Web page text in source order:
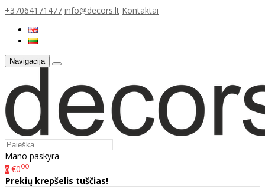
+37064171477 info@decors.lt Kontaktai
Navigacija
Mano paskyra
0 €000
Prekių krepšelis tuščias!